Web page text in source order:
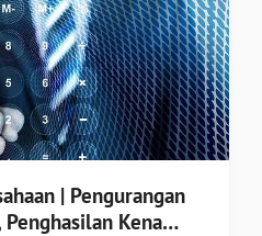
| Pengurangan
Kena…